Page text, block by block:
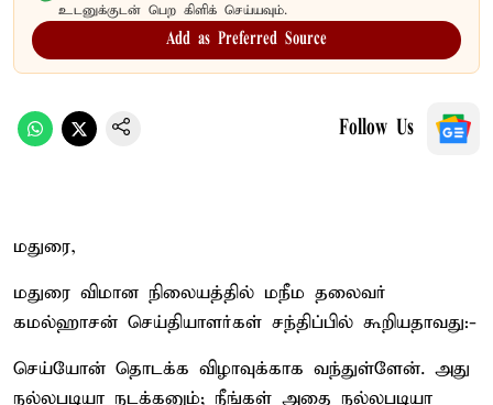
உடனுக்குடன் பெற கிளிக் செய்யவும்.
Add as Preferred Source
Follow Us
மதுரை,
மதுரை விமான நிலையத்தில் மநீம தலைவர்
கமல்ஹாசன் செய்தியாளர்கள் சந்திப்பில் கூறியதாவது:-
செய்யோன் தொடக்க விழாவுக்காக வந்துள்ளேன். அது
நல்லபடியா நடக்கனும்; நீங்கள் அதை நல்லபடியா